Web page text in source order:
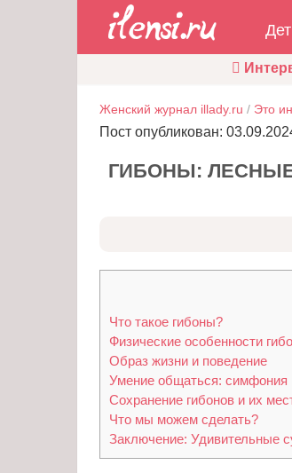
Женский журнал illady.ru / Это
Пост опубликован:
ГИБОНЫ:
Что такое гибоны?
Физические особенности
Образ жизни и поведение
Умение общаться: симфония
Сохранение гибонов и их
Что мы можем сделать?
Заключение: Удивительные